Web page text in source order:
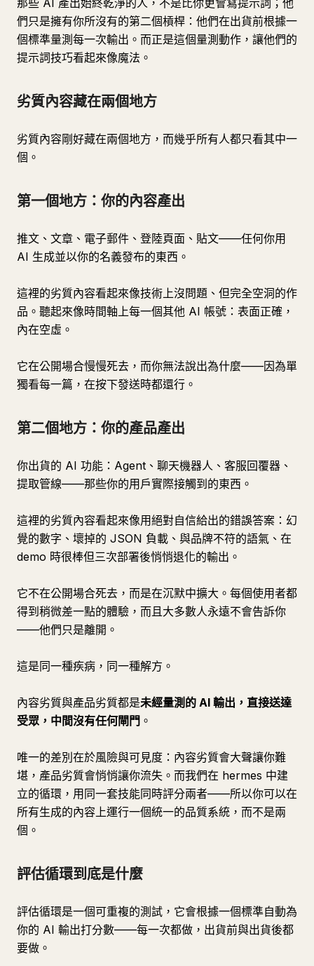
那些 AI 產出始終乾淨的人，不是比你更會寫提示詞；他
們只是擁有你所沒有的第二個槓桿：他們在出貨前根據一
個標準量測每一次輸出。而正是這個量測動作，讓他們的
提示詞技巧看起來像魔法。
劣質內容藏在兩個地方
劣質內容剛好藏在兩個地方，而幾乎所有人都只看其中一
個。
第一個地方：你的內容產出
推文、文章、電子郵件、登陸頁面、貼文——任何你用
AI 生成並以你的名義發布的東西。
這裡的劣質內容看起來像技術上沒問題、但完全空洞的作
品。聽起來像時間軸上每一個其他 AI 帳號：表面正確，
內在空虛。
它在公開場合慢慢死去，而你無法說出為什麼——因為單
獨看每一篇，在按下發送時都還行。
第二個地方：你的產品產出
你出貨的 AI 功能：Agent、聊天機器人、客服回覆器、
提取管線——那些你的用戶實際接觸到的東西。
這裡的劣質內容看起來像用絕對自信給出的錯誤答案：幻
覺的數字、壞掉的 JSON 負載、與品牌不符的語氣、在
demo 時很棒但三次部署後悄悄退化的輸出。
它不在公開場合死去，而是在沉默中擴大。每個使用者都
得到稍微差一點的體驗，而且大多數人永遠不會告訴你
——他們只是離開。
這是同一種疾病，同一種解方。
內容劣質與產品劣質都是未經量測的 AI 輸出，直接送達
受眾，中間沒有任何閘門 。
唯一的差別在於風險與可見度：內容劣質會大聲讓你難
堪，產品劣質會悄悄讓你流失。而我們在 hermes 中建
立的循環，用同一套技能同時評分兩者——所以你可以在
所有生成的內容上運行一個統一的品質系統，而不是兩
個。
評估循環到底是什麼
評估循環是一個可重複的測試，它會根據一個標準自動為
你的 AI 輸出打分數——每一次都做，出貨前與出貨後都
要做。